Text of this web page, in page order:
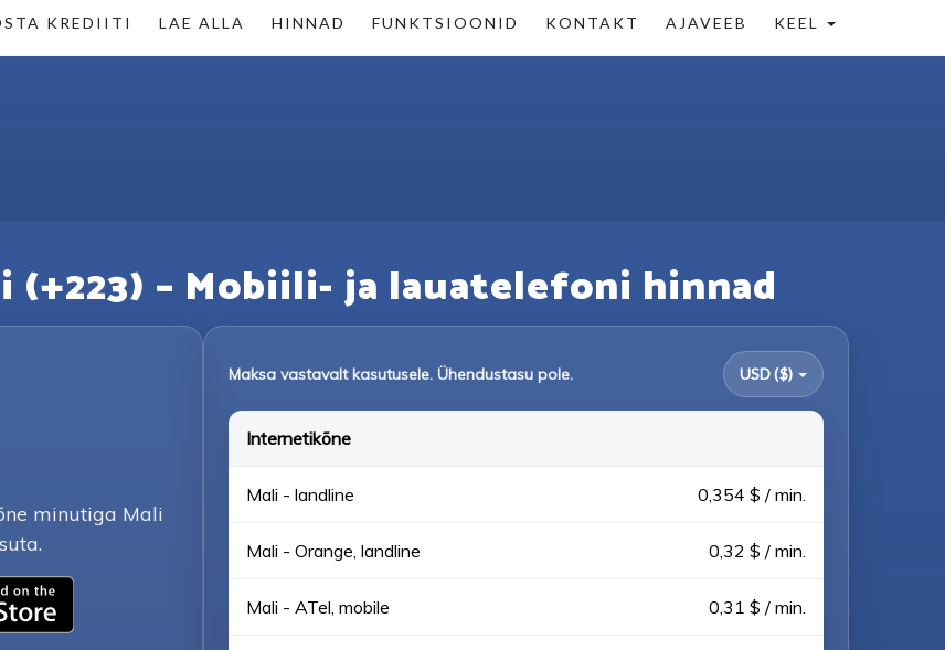
KREDIITI LAE ALLA HINNAD FUNKTSIOONID KONTAKT AJAVEEB KEEL
(+223) – Mobiili- ja lauatelefoni hinnad
minutiga Mali
Maksa vastavalt kasutusele. Ühendustasu pole. USD ($)
Internetikõne
Mali - landline 0,354 $ / min.
Mali - Orange, landline 0,32 $ / min.
Mali - ATel, mobile 0,31 $ / min.